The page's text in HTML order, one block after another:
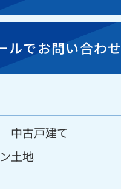
ルでお問い合わせ
中古戸建て
土地